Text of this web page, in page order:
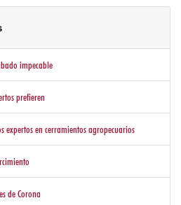
impecable
prefieren
expertos en cerramientos agropecuarios
de Corona